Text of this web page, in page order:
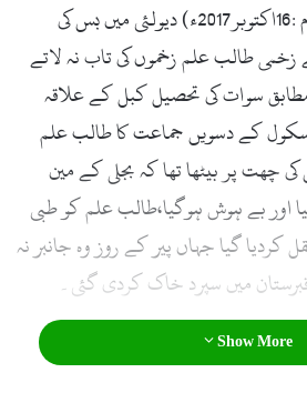
سوات (زما سوات ڈاٹ کام :16اکتوبر2017ء) دیولئی میں بس کی
طالب علم زخموں کی تاب نہ لاتے
سوات کی تحصیل کبل کے علاقہ
سکول کے دسویں جماعت کا طالب علم
چھت پر بیٹھا تھا کہ بجلی کے مین
بے ہوش ہوگیا،طالب علم کو طبی
کردیا گیا جہاں پیر کے روز وہ جانبر نہ
میں سپرد خاک کردی گئی۔
Show More